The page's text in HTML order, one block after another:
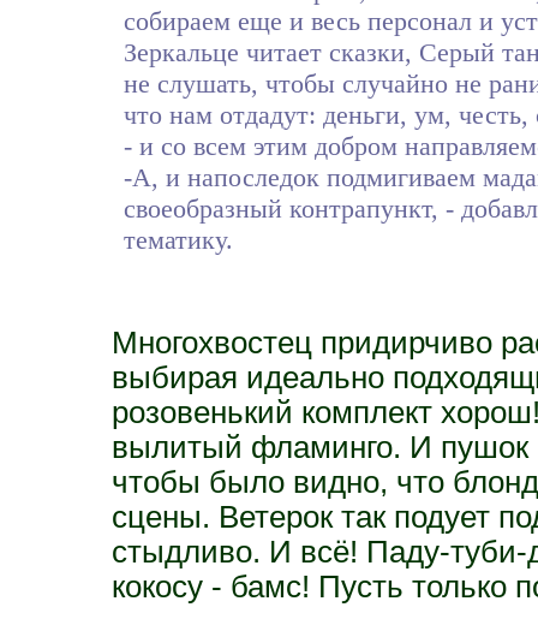
собираем еще и весь персонал и
Зеркальце читает сказки, Серый
не слушать, чтобы случайно не
что нам отдадут: деньги, ум,
- и со всем этим добром
-А, и напоследок подмигиваем
своеобразный контрапункт, -
тематику.
Многохвостец придирчиво
выбирая идеально
розовенький комплект
вылитый фламинго. И пушок
чтобы было видно, что
сцены. Ветерок так подует
стыдливо. И всё! Паду-
кокосу - бамс! Пусть только